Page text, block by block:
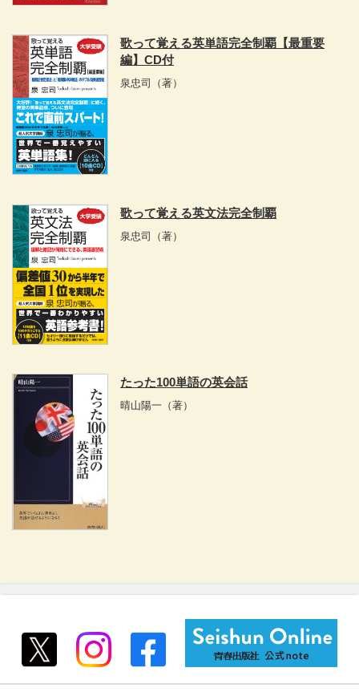
歌って覚える英単語完全制覇【最重要
編】CD付
泉忠司 （著）
歌って覚える英文法完全制覇
泉忠司 （著）
たった100単語の英会話
晴山陽一 （著）